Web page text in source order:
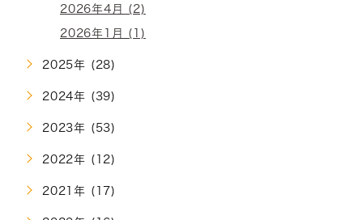
2026年4月 (2)
2026年1月 (1)
2025年 (28)
2024年 (39)
2023年 (53)
2022年 (12)
2021年 (17)